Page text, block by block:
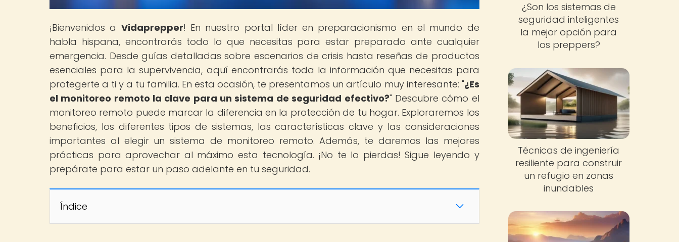
¡Bienvenidos a Vidaprepper! En nuestro portal líder en preparacionismo en el mundo de
habla hispana, encontrarás todo lo que necesitas para estar preparado ante cualquier
emergencia. Desde guías detalladas sobre escenarios de crisis hasta reseñas de productos
esenciales para la supervivencia, aquí encontrarás toda la información que necesitas para
protegerte a ti y a tu familia. En esta ocasión, te presentamos un artículo muy interesante: "¿Es
el monitoreo remoto la clave para un sistema de seguridad efectivo?" Descubre cómo el
monitoreo remoto puede marcar la diferencia en la protección de tu hogar. Exploraremos los
beneficios, los diferentes tipos de sistemas, las características clave y las consideraciones
importantes al elegir un sistema de monitoreo remoto. Además, te daremos las mejores
prácticas para aprovechar al máximo esta tecnología. ¡No te lo pierdas! Sigue leyendo y
prepárate para estar un paso adelante en tu seguridad.
Índice
¿Son los sistemas de
seguridad inteligentes
la mejor opción para
los preppers?
Técnicas de ingeniería
resiliente para construir
un refugio en zonas
inundables